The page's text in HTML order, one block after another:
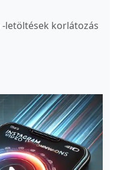
letöltések korlátozás